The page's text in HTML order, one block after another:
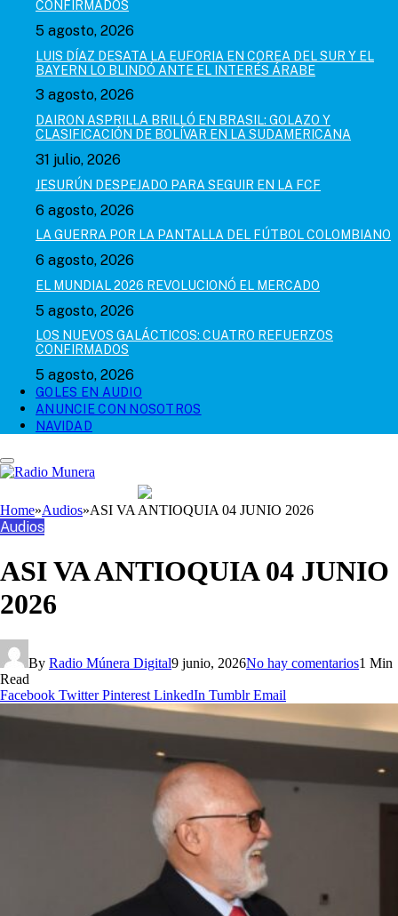
CONFIRMADOS
5 agosto, 2026
LUIS DÍAZ DESATA LA EUFORIA EN COREA DEL SUR Y EL
BAYERN LO BLINDÓ ANTE EL INTERÉS ÁRABE
3 agosto, 2026
DAIRON ASPRILLA BRILLÓ EN BRASIL: GOLAZO Y
CLASIFICACIÓN DE BOLÍVAR EN LA SUDAMERICANA
31 julio, 2026
JESURÚN DESPEJADO PARA SEGUIR EN LA FCF
6 agosto, 2026
LA GUERRA POR LA PANTALLA DEL FÚTBOL COLOMBIANO
6 agosto, 2026
EL MUNDIAL 2026 REVOLUCIONÓ EL MERCADO
5 agosto, 2026
LOS NUEVOS GALÁCTICOS: CUATRO REFUERZOS
CONFIRMADOS
5 agosto, 2026
GOLES EN AUDIO
ANUNCIE CON NOSOTROS
NAVIDAD
Home»Audios»ASI VA ANTIOQUIA 04 JUNIO 2026
Audios
ASI VA ANTIOQUIA 04 JUNIO
2026
By Radio Múnera Digital9 junio, 2026No hay comentarios1 Min
Read
Facebook Twitter Pinterest LinkedIn Tumblr Email